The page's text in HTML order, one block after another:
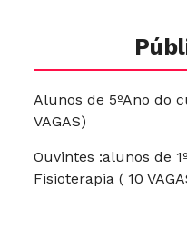
Alunos de 5ºAno do
VAGAS)
Ouvintes :alunos de
Fisioterapia ( 10